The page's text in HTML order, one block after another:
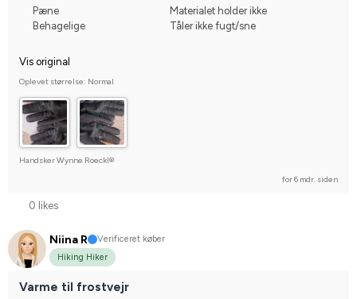
Pæne
Behagelige
Materialet holder ikke
Tåler ikke fugt/sne
Vis original
Oplevet størrelse: Normal
Handsker Wynne Roeckl®
for 6 mdr. siden
0 likes
Niina R
Verificeret køber
Hiking Hiker
Varme til frostvejr